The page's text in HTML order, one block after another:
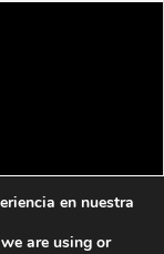
en nuestra
are using or